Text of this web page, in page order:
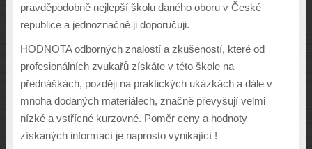
pravděpodobně nejlepší školu daného oboru v České
republice a jednoznačně ji doporučuji.
HODNOTA odborných znalostí a zkušeností, které od
profesionálních zvukařů získáte v této škole na
přednáškách, později na praktických ukázkách a dále v
mnoha dodaných materiálech, značně převyšují velmi
nízké a vstřícné kurzovné. Poměr ceny a hodnoty
získaných informací je naprosto vynikající !